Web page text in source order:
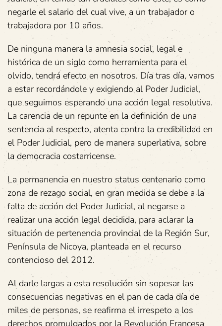
negarle el salario del cual vive, a un trabajador o
trabajadora por 10 años.
De ninguna manera la amnesia social, legal e
histórica de un siglo como herramienta para el
olvido, tendrá efecto en nosotros. Día tras día, vamos
a estar recordándole y exigiendo al Poder Judicial,
que seguimos esperando una acción legal resolutiva.
La carencia de un repunte en la definición de una
sentencia al respecto, atenta contra la credibilidad en
el Poder Judicial, pero de manera superlativa, sobre
la democracia costarricense.
La permanencia en nuestro status centenario como
zona de rezago social, en gran medida se debe a la
falta de acción del Poder Judicial, al negarse a
realizar una acción legal decidida, para aclarar la
situación de pertenencia provincial de la Región Sur,
Península de Nicoya, planteada en el recurso
contencioso del 2012.
Al darle largas a esta resolución sin sopesar las
consecuencias negativas en el pan de cada día de
miles de personas, se reafirma el irrespeto a los
derechos promulgados por la Revolución Francesa